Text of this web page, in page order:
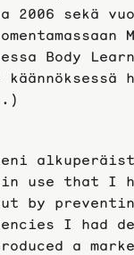
2006 sekä
Body
käännöksessä
in use that I
by
I had
a